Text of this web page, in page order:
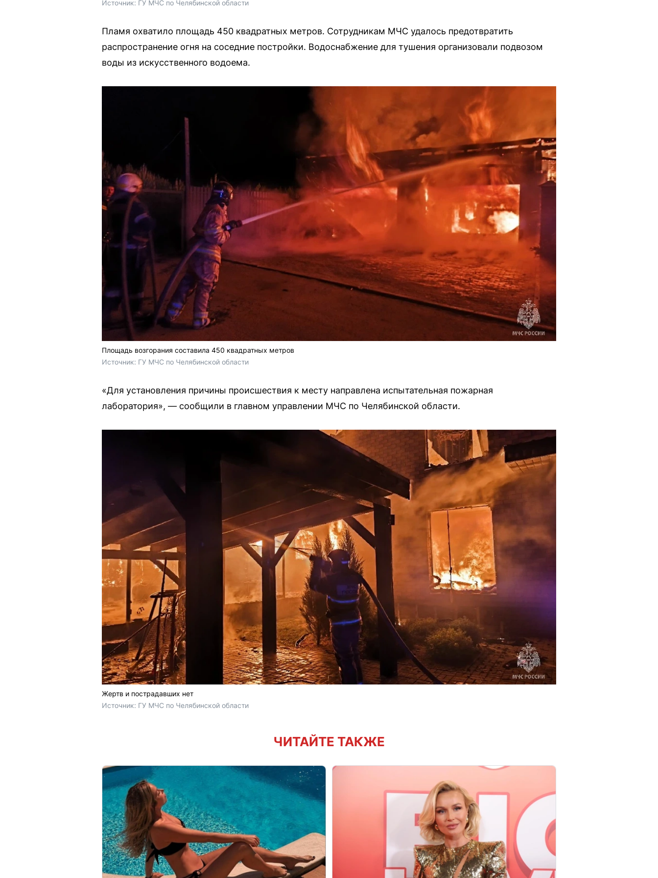
Источник: ГУ МЧС по Челябинской области
Пламя охватило площадь 450 квадратных метров. Сотрудникам МЧС удалось предотвратить
распространение огня на соседние постройки. Водоснабжение для тушения организовали подвозом
воды из искусственного водоема.
Площадь возгорания составила 450 квадратных метров
Источник: ГУ МЧС по Челябинской области
«Для установления причины происшествия к месту направлена испытательная пожарная
лаборатория», — сообщили в главном управлении МЧС по Челябинской области.
Жертв и пострадавших нет
Источник: ГУ МЧС по Челябинской области
ЧИТАЙТЕ ТАКЖЕ